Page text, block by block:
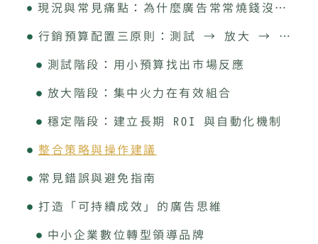
現況與常見痛點：為什麼廣告常常燒錢沒成果？
行銷預算配置三原則：測試 → 放大 → 穩定
測試階段：用小預算找出市場反應
放大階段：集中火力在有效組合
穩定階段：建立長期 ROI 與自動化機制
整合策略與操作建議
常見錯誤與避免指南
打造「可持續成效」的廣告思維
中小企業數位轉型領導品牌